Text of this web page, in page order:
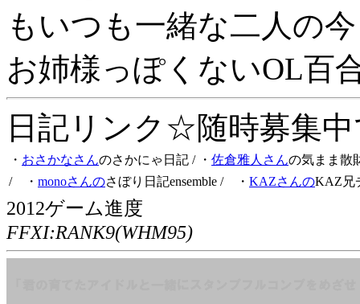
もいつも一緒な二人の
お姉様っぽくないOL百
日記リンク☆随時募集
・ おさかなさんのさかにゃ日記 / ・ 佐倉雅人さんの気まま散
/ ・ monoさんのさぼり日記ensemble / ・ KAZさんのKAZ兄
2012ゲーム進度
FFXI:RANK9(WHM95)